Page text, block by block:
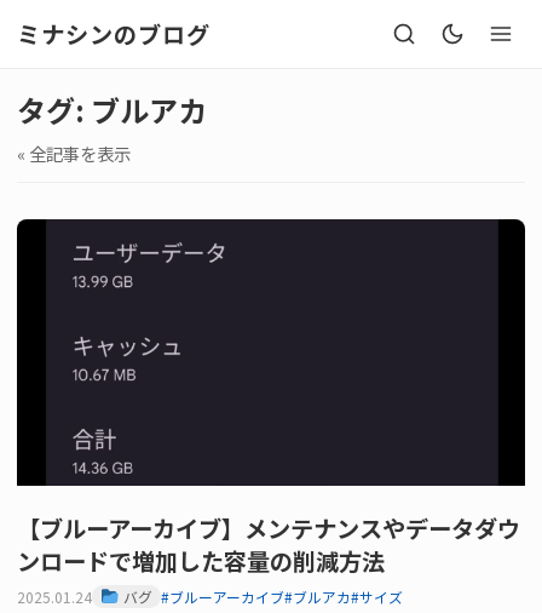
ミナシンのブログ
タグ: ブルアカ
« 全記事を表示
【ブルーアーカイブ】メンテナンスやデータダウ
ンロードで増加した容量の削減方法
2025.01.24 バグ #ブルーアーカイブ#ブルアカ#サイズ